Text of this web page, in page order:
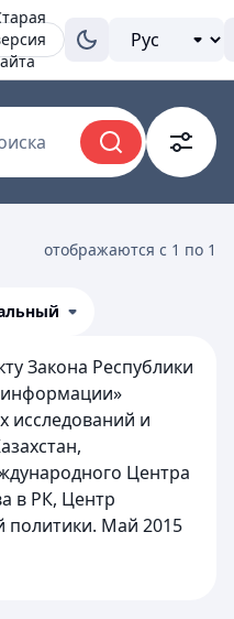
отображаются с 1 по 1
Закона Республики
информации»
исследований и
Центра
в РК, Центр
политики. Май 2015